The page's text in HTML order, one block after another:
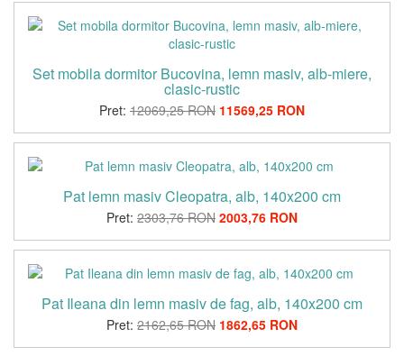
Set mobila dormitor Bucovina, lemn masiv, alb-miere,
clasic-rustic
Pret: 12069,25 RON 11569,25 RON
Pat lemn masiv Cleopatra, alb, 140x200 cm
Pret: 2303,76 RON 2003,76 RON
Pat Ileana din lemn masiv de fag, alb, 140x200 cm
Pret: 2162,65 RON 1862,65 RON